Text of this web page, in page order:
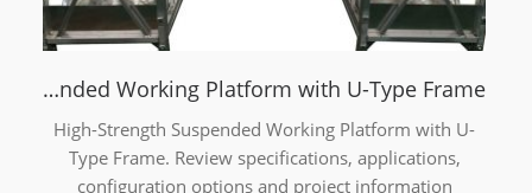
High-Strength Suspended Working Platform with U-Type Frame
High-Strength Suspended Working Platform with U-
Type Frame. Review specifications, applications,
configuration options and project information